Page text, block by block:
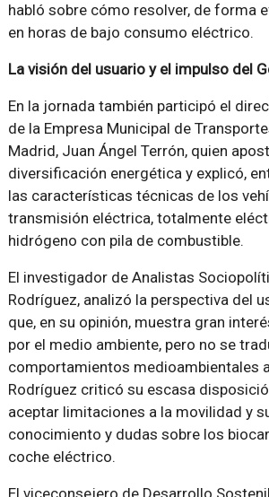
habló sobre cómo resolver, de forma
en horas de bajo consumo eléctrico.
La visión del usuario y el impulso del
En la jornada también participó el
de la Empresa Municipal de
Madrid, Juan Ángel Terrón, quien
diversificación energética y explicó,
las características técnicas de los
transmisión eléctrica, totalmente
hidrógeno con pila de combustible.
El investigador de Analistas
Rodríguez, analizó la perspectiva del
que, en su opinión, muestra gran
por el medio ambiente, pero no se
comportamientos medioambientales
Rodríguez criticó su escasa
aceptar limitaciones a la movilidad y
conocimiento y dudas sobre los
coche eléctrico.
El viceconsejero de Desarrollo